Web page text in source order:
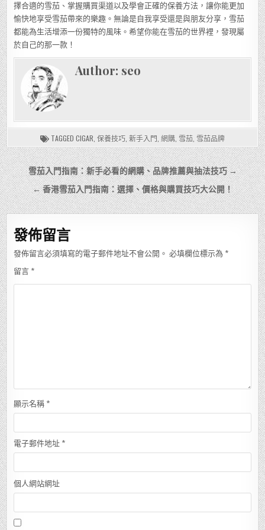
擇合適的雪茄、掌握購買渠道以及學會正確的保養方法，讓你能更加
愉快地享受雪茄帶來的樂趣。無論是自我享受還是與朋友分享，雪茄
都能為生活增添一份獨特的風味。希望你能在雪茄的世界裡，發現屬
於自己的那一款！
Author: seo
TAGGED CIGAR 保養技巧 新手入門 網購 雪茄 雪茄品牌
文
章
導
覽
雪茄入門指南：新手必看的網購、品牌推薦與抽法技巧 →
← 香港雪茄入門指南：選擇、價格與購買技巧大公開！
發佈留言
發佈留言必須填寫的電子郵件地址不會公開。 必填欄位標示為 *
留言 *
顯示名稱 *
電子郵件地址 *
個人網站網址